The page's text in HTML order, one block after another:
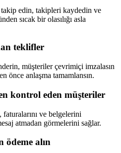
edin, takipleri kaydedin ve
sıcak bir olasılığı asla
teklifler
müşteriler çevrimiçi imzalasın
önce anlaşma tamamlansın.
kontrol eden müşteriler
ve belgelerini
atmadan görmelerini sağlar.
ödeme alın